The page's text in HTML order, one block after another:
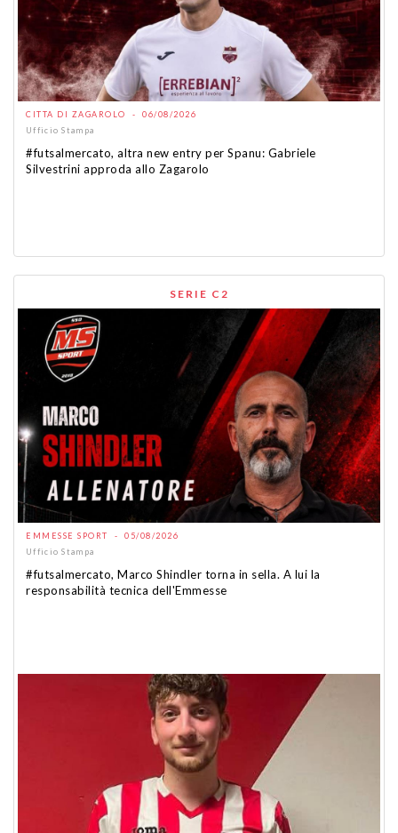
CITTA DI ZAGAROLO - 06/08/2026
Ufficio Stampa
#futsalmercato, altra new entry per Spanu: Gabriele
Silvestrini approda allo Zagarolo
SERIE C2
EMMESSE SPORT - 05/08/2026
Ufficio Stampa
#futsalmercato, Marco Shindler torna in sella. A lui la
responsabilità tecnica dell'Emmesse